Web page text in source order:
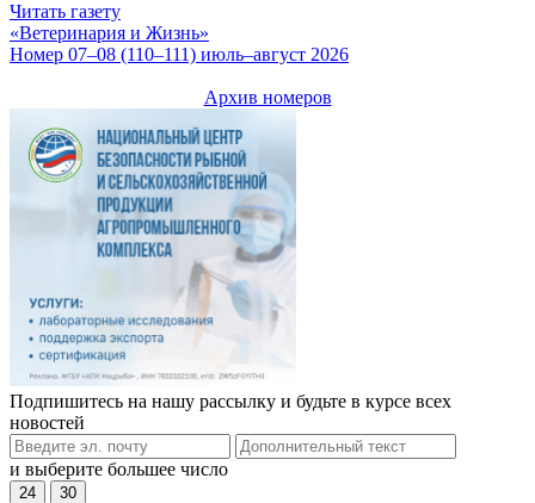
Читать газету
«Ветеринария и Жизнь»
Номер 07–08 (110–111) июль–август 2026
Архив номеров
Подпишитесь на нашу рассылку и будьте в курсе всех
новостей
и выберите большее число
24 30